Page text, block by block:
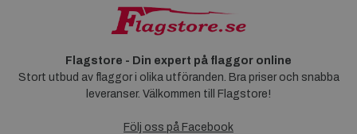
Flagstore - Din expert på flaggor online
Stort utbud av flaggor i olika utföranden. Bra priser och snabba
leveranser. Välkommen till Flagstore!
Följ oss på Facebook